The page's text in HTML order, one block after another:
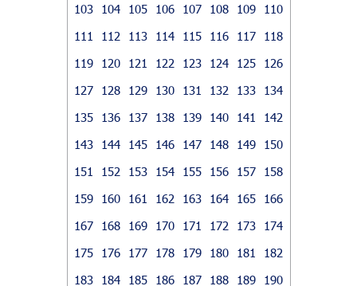
103
104 105 106 107 108 109
110
111
112 113 114 115 116 117
118
119
120 121 122 123 124 125
126
127
128 129 130 131 132 133
134
135
136 137 138 139 140 141
142
143
144 145 146 147 148 149
150
151
152 153 154 155 156 157
158
159
160 161 162 163 164 165
166
167
168 169 170 171 172 173
174
175
176 177 178 179 180 181
182
183
184 185 186 187 188 189
190